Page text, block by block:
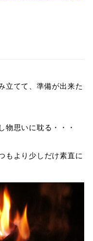
立てて、準備が出来た
物思いに耽る・・・
もより少しだけ素直に